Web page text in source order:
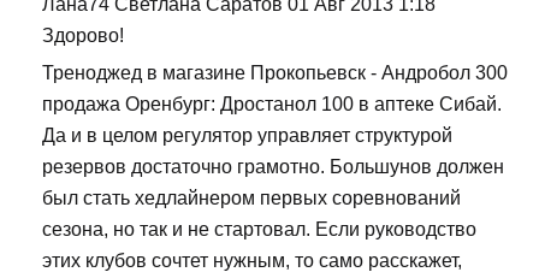
Лана74 Светлана Саратов 01 Авг 2013 1:18
Здорово!
Треноджед в магазине Прокопьевск - Андробол 300
продажа Оренбург: Дростанол 100 в аптеке Сибай.
Да и в целом регулятор управляет структурой
резервов достаточно грамотно. Большунов должен
был стать хедлайнером первых соревнований
сезона, но так и не стартовал. Если руководство
этих клубов сочтет нужным, то само расскажет,